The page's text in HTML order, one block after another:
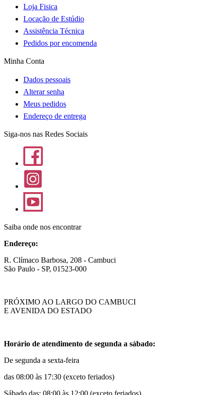
Loja Fisica
Locação de Estúdio
Assistência Técnica
Pedidos por encomenda
Minha Conta
Dados pessoais
Alterar senha
Meus pedidos
Endereço de entrega
Siga-nos nas Redes Sociais
Saiba onde nos encontrar
Endereço:
R. Clímaco Barbosa, 208 - Cambuci
São Paulo - SP, 01523-000
PRÓXIMO AO LARGO DO CAMBUCI
E AVENIDA DO ESTADO
Horário de atendimento de segunda a sábado:
De segunda a sexta-feira
das 08:00 às 17:30 (exceto feriados)